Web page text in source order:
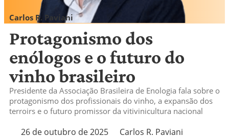
Carlos R. Paviani
Protagonismo dos
enólogos e o futuro do
vinho brasileiro
Presidente da Associação Brasileira de Enologia fala sobre o
protagonismo dos profissionais do vinho, a expansão dos
terroirs e o futuro promissor da vitivinicultura nacional
26 de outubro de 2025
Carlos R. Paviani